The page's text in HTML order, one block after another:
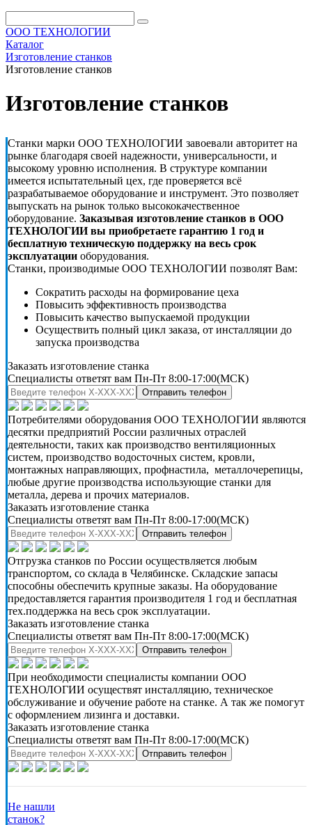
ООО ТЕХНОЛОГИИ
Каталог
Изготовление станков
Изготовление станков
Изготовление станков
Станки марки ООО ТЕХНОЛОГИИ завоевали авторитет на
рынке благодаря своей надежности, универсальности, и
высокому уровню исполнения. В структуре компании
имеется испытательный цех, где проверяется всё
разрабатываемое оборудование и инструмент. Это позволяет
выпускать на рынок только высококачественное
оборудование. Заказывая изготовление станков в ООО
ТЕХНОЛОГИИ вы приобретаете гарантию 1 год и
бесплатную техническую поддержку на весь срок
эксплуатации оборудования.
Станки, производимые ООО ТЕХНОЛОГИИ позволят Вам:
Сократить расходы на формирование цеха
Повысить эффективность производства
Повысить качество выпускаемой продукции
Осуществить полный цикл заказа, от инсталляции до
запуска производства
Заказать изготовление станка
Специалисты ответят вам Пн-Пт 8:00-17:00(МСК)
Отправить телефон
Потребителями оборудования ООО ТЕХНОЛОГИИ являются
десятки предприятий России различных отраслей
деятельности, таких как производство вентиляционных
систем, производство водосточных систем, кровли,
монтажных направляющих, профнастила, металлочерепицы,
любые другие производства использующие станки для
металла, дерева и прочих материалов.
Заказать изготовление станка
Специалисты ответят вам Пн-Пт 8:00-17:00(МСК)
Отправить телефон
Отгрузка станков по России осуществляется любым
транспортом, со склада в Челябинске. Складские запасы
способны обеспечить крупные заказы. На оборудование
предоставляется гарантия производителя 1 год и бесплатная
тех.поддержка на весь срок эксплуатации.
Заказать изготовление станка
Специалисты ответят вам Пн-Пт 8:00-17:00(МСК)
Отправить телефон
При необходимости специалисты компании ООО
ТЕХНОЛОГИИ осуществят инсталляцию, техническое
обслуживание и обучение работе на станке. А так же помогут
с оформлением лизинга и доставки.
Заказать изготовление станка
Специалисты ответят вам Пн-Пт 8:00-17:00(МСК)
Отправить телефон
Не нашли
станок?